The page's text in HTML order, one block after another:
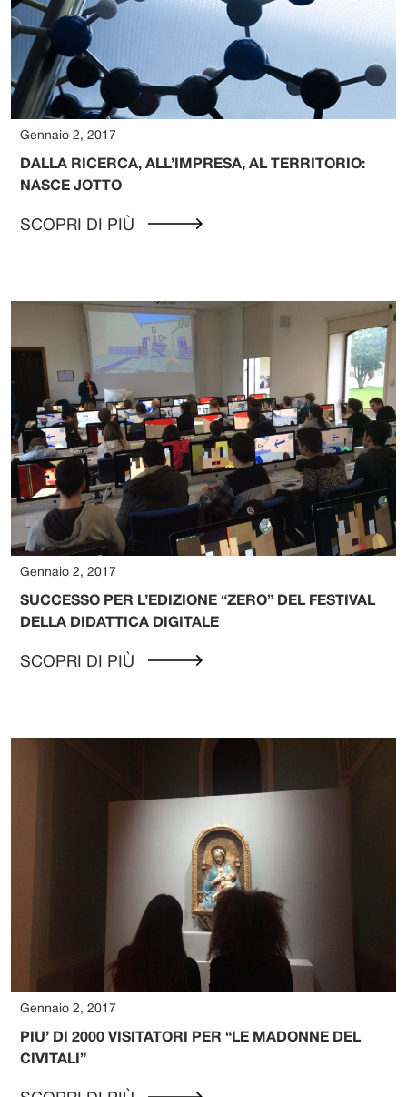
Gennaio 2, 2017
DALLA RICERCA, ALL’IMPRESA, AL TERRITORIO:
NASCE JOTTO
SCOPRI DI PIÙ
Gennaio 2, 2017
SUCCESSO PER L’EDIZIONE “ZERO” DEL FESTIVAL
DELLA DIDATTICA DIGITALE
SCOPRI DI PIÙ
Gennaio 2, 2017
PIU’ DI 2000 VISITATORI PER “LE MADONNE DEL
CIVITALI”